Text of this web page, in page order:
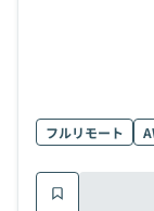
フルリモート